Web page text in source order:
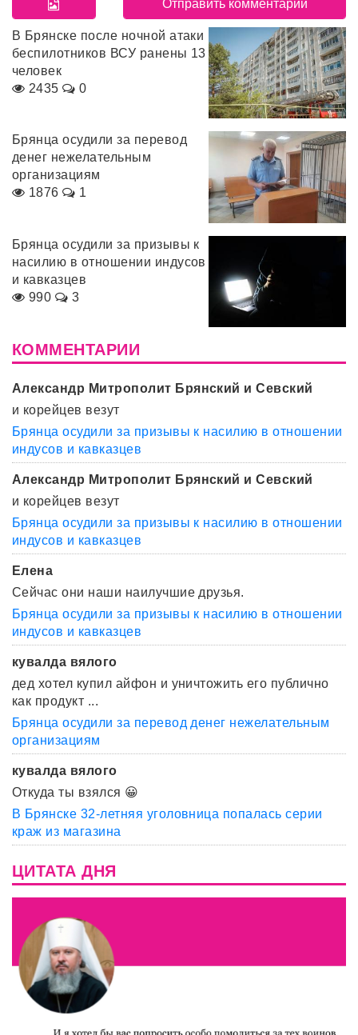
В Брянске после ночной атаки
беспилотников ВСУ ранены 13
человек
2435
0
Брянца осудили за перевод
денег нежелательным
организациям
1876
1
Брянца осудили за призывы к
насилию в отношении индусов
и кавказцев
990
3
КОММЕНТАРИИ
Александр Митрополит Брянский и Севский
и корейцев везут
Брянца осудили за призывы к насилию в отношении
индусов и кавказцев
Александр Митрополит Брянский и Севский
и корейцев везут
Брянца осудили за призывы к насилию в отношении
индусов и кавказцев
Елена
Сейчас они наши наилучшие друзья.
Брянца осудили за призывы к насилию в отношении
индусов и кавказцев
кувалда вялого
дед хотел купил айфон и уничтожить его публично
как продукт ...
Брянца осудили за перевод денег нежелательным
организациям
кувалда вялого
Откуда ты взялся 😀
В Брянске 32-летняя уголовница попалась серии
краж из магазина
ЦИТАТА ДНЯ